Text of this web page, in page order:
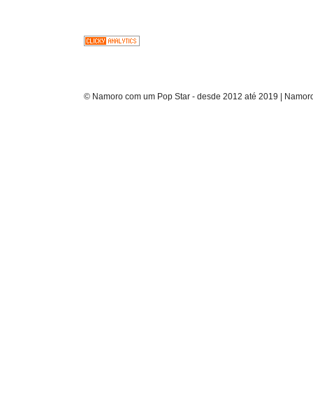
© Namoro com um Pop Star - desde 2012 até 2019 |